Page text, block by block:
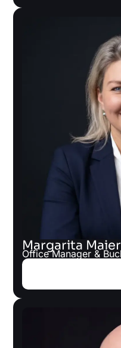
Margarita Maier
Office Manager &